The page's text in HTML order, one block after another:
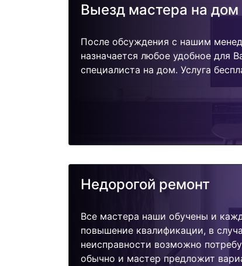
Выезд мастера на дом
После обсуждения с нашим
назначается любое удобное для
специалиста на дом. Услуга
Недорогой ремонт
Все мастера наши обучены и
повышение квалификации, в
неисправности возможно
обычно и мастер предложит